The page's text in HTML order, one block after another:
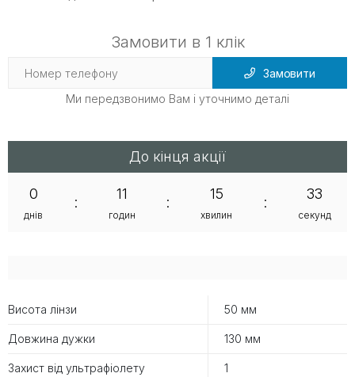
Висота лінзи 50 мм
Довжина дужки 130 мм
Захист від ультрафіолету 1
Замовити в 1 клік
Замовити
Ми передзвонимо Вам і уточнимо деталі
До кінця акції
0
днів
:
11
годин
:
15
хвилин
:
33
секунд